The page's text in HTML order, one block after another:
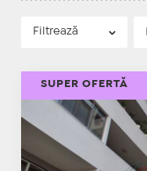
Filtrează
SUPER OFERTĂ